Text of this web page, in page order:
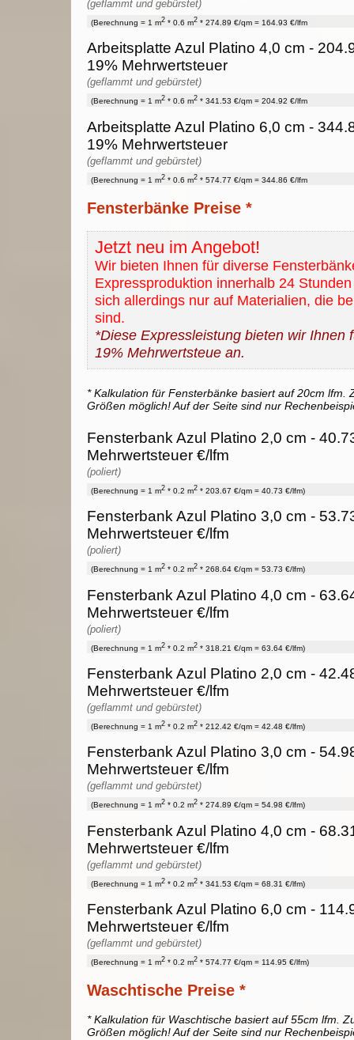
(geflammt und gebürstet)
(Berechnung = 1 m2 * 0.6 m2 * 274.89 €/qm = 164.93 €/lfm
Arbeitsplatte Azul Platino 4,0 cm -
19% Mehrwertsteuer
(geflammt und gebürstet)
(Berechnung = 1 m2 * 0.6 m2 * 341.53 €/qm = 204.92 €/lfm
Arbeitsplatte Azul Platino 6,0 cm -
19% Mehrwertsteuer
(geflammt und gebürstet)
(Berechnung = 1 m2 * 0.6 m2 * 574.77 €/qm = 344.86 €/lfm
Fensterbänke Preise *
Jetzt neu im Angebot!
Wir bieten Ihnen für diverse
Expressproduktion innerhalb 24
sich allerdings nur auf Materialien, die
sind.
*Diese Expressleistung bieten wir Ihnen
19% Mehrwertsteue an.
* Kalkulation für Fensterbänke basiert auf 20cm lfm.
Größen möglich! Auf der Seite sind nur
Fensterbank Azul Platino 2,0 cm -
Mehrwertsteuer €/lfm
(poliert)
(Berechnung = 1 m2 * 0.2 m2 * 203.67 €/qm = 40.73 €/lfm)
Fensterbank Azul Platino 3,0 cm -
Mehrwertsteuer €/lfm
(poliert)
(Berechnung = 1 m2 * 0.2 m2 * 268.64 €/qm = 53.73 €/lfm)
Fensterbank Azul Platino 4,0 cm -
Mehrwertsteuer €/lfm
(poliert)
(Berechnung = 1 m2 * 0.2 m2 * 318.21 €/qm = 63.64 €/lfm)
Fensterbank Azul Platino 2,0 cm -
Mehrwertsteuer €/lfm
(geflammt und gebürstet)
(Berechnung = 1 m2 * 0.2 m2 * 212.42 €/qm = 42.48 €/lfm)
Fensterbank Azul Platino 3,0 cm -
Mehrwertsteuer €/lfm
(geflammt und gebürstet)
(Berechnung = 1 m2 * 0.2 m2 * 274.89 €/qm = 54.98 €/lfm)
Fensterbank Azul Platino 4,0 cm -
Mehrwertsteuer €/lfm
(geflammt und gebürstet)
(Berechnung = 1 m2 * 0.2 m2 * 341.53 €/qm = 68.31 €/lfm)
Fensterbank Azul Platino 6,0 cm -
Mehrwertsteuer €/lfm
(geflammt und gebürstet)
(Berechnung = 1 m2 * 0.2 m2 * 574.77 €/qm = 114.95 €/lfm)
Waschtische Preise *
* Kalkulation für Waschtische basiert auf 55cm lfm.
Größen möglich! Auf der Seite sind nur